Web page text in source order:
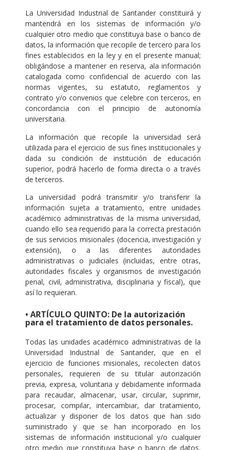
La Universidad Industrial de Santander constituirá y
mantendrá en los sistemas de información y/o
cualquier otro medio que constituya base o banco de
datos, la información que recopile de tercero para los
fines establecidos en la ley y en el presente manual;
obligándose a mantener en reserva, ala información
catalogada como confidencial de acuerdo con las
normas vigentes, su estatuto, reglamentos y
contrato y/o convenios que celebre con terceros, en
concordancia con el principio de autonomía
universitaria.
La información que recopile la universidad será
utilizada para el ejercicio de sus fines institucionales y
dada su condición de institución de educación
superior, podrá hacerlo de forma directa o a través
de terceros.
La universidad podrá transmitir y/o transferir la
información sujeta a tratamiento, entre unidades
académico administrativas de la misma universidad,
cuando ello sea requerido para la correcta prestación
de sus servicios misionales (docencia, investigación y
extensión), o a las diferentes autoridades
administrativas o judiciales (incluidas, entre otras,
autoridades fiscales y organismos de investigación
penal, civil, administrativa, disciplinaria y fiscal), que
así lo requieran.
• ARTÍCULO QUINTO: De la autorización
para el tratamiento de datos personales.
Todas las unidades académico administrativas de la
Universidad Industrial de Santander, que en el
ejercicio de funciones misionales, recolecten datos
personales, requieren de su titular autorización
previa, expresa, voluntaria y debidamente informada
para recaudar, almacenar, usar, circular, suprimir,
procesar, compilar, intercambiar, dar tratamiento,
actualizar y disponer de los datos que han sido
suministrado y que se han incorporado en los
sistemas de información institucional y/o cualquier
otro medio que constituya base o banco de datos,